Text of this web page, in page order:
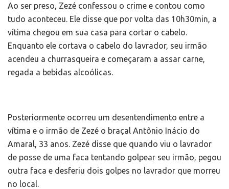
Ao ser preso, Zezé confessou o crime e contou como
tudo aconteceu. Ele disse que por volta das 10h30min, a
vítima chegou em sua casa para cortar o cabelo.
Enquanto ele cortava o cabelo do lavrador, seu irmão
acendeu a churrasqueira e começaram a assar carne,
regada a bebidas alcoólicas.
Posteriormente ocorreu um desentendimento entre a
vítima e o irmão de Zezé o braçal Antônio Inácio do
Amaral, 33 anos. Zezé disse que quando viu o lavrador
de posse de uma faca tentando golpear seu irmão, pegou
outra faca e desferiu dois golpes no lavrador que morreu
no local.